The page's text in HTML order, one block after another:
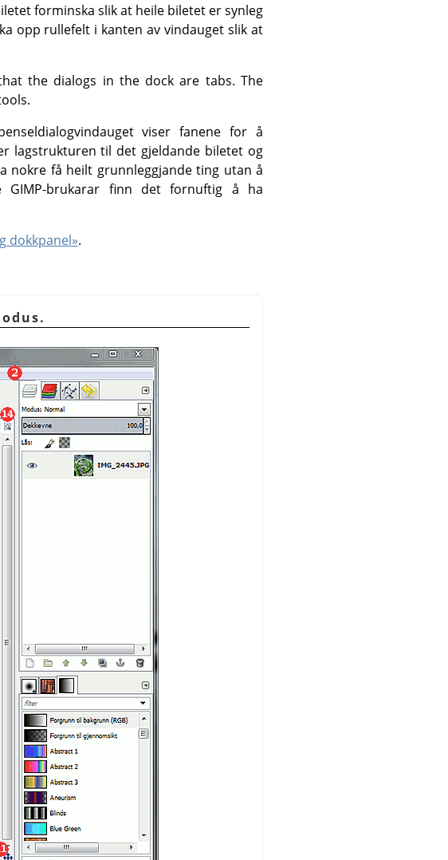
forminska slik at heile biletet er synleg
opp rullefelt i kanten av vindauget slik at
the dialogs in the dock are tabs. The
viser fanene for å
lagstrukturen til det gjeldande biletet og
nokre få heilt grunnleggjande ting utan å
GIMP-brukarar finn det fornuftig å ha
dokkpanel».